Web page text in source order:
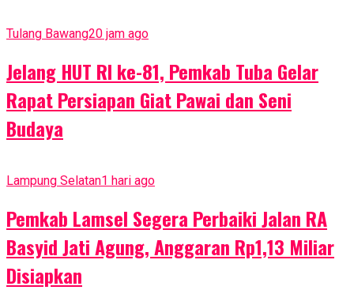
Tulang Bawang20 jam ago
Jelang HUT RI ke-81, Pemkab Tuba Gelar
Rapat Persiapan Giat Pawai dan Seni
Budaya
Lampung Selatan1 hari ago
Pemkab Lamsel Segera Perbaiki Jalan RA
Basyid Jati Agung, Anggaran Rp1,13 Miliar
Disiapkan